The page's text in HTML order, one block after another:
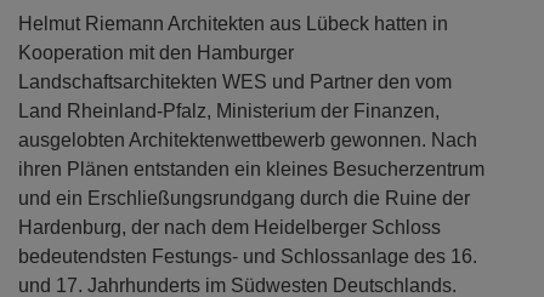
Helmut Riemann Architekten aus Lübeck hatten in
Kooperation mit den Hamburger
Landschaftsarchitekten WES und Partner den vom
Land Rheinland-Pfalz, Ministerium der Finanzen,
ausgelobten Architektenwettbewerb gewonnen. Nach
ihren Plänen entstanden ein kleines Besucherzentrum
und ein Erschließungsrundgang durch die Ruine der
Hardenburg, der nach dem Heidelberger Schloss
bedeutendsten Festungs- und Schlossanlage des 16.
und 17. Jahrhunderts im Südwesten Deutschlands.